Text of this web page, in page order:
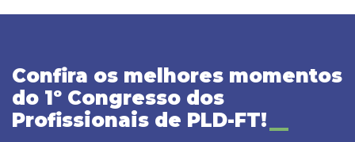
Confira os melhores momentos
do 1º Congresso dos
Profissionais de PLD-FT!